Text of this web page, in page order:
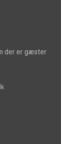
der er gæster